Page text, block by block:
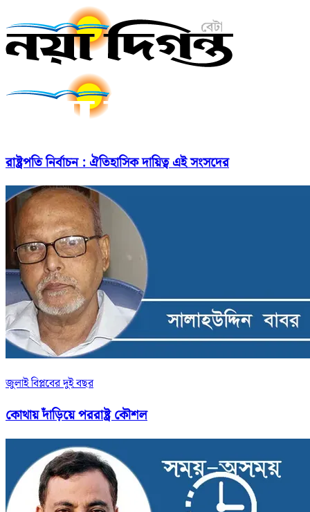
রাষ্ট্রপতি নির্বাচন : ঐতিহাসিক দায়িত্ব এই সংসদের
জুলাই বিপ্লবের দুই বছর
কোথায় দাঁড়িয়ে পররাষ্ট্র কৌশল